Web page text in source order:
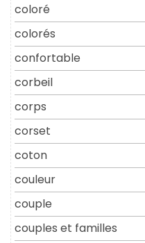
coloré
colorés
confortable
corbeil
corps
corset
coton
couleur
couple
couples et familles